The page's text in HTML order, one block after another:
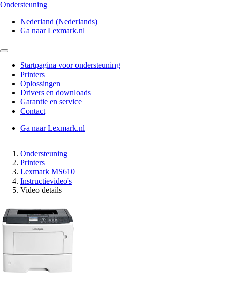
Ondersteuning
Nederland (Nederlands)
Ga naar Lexmark.nl
Startpagina voor ondersteuning
Printers
Oplossingen
Drivers en downloads
Garantie en service
Contact
Ga naar Lexmark.nl
Ondersteuning
Printers
Lexmark MS610
Instructievideo's
Video details